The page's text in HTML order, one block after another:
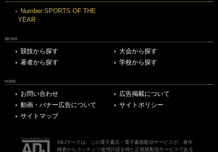
Number SPORTS OF THE
YEAR
ARCHIVE
競技から探す
大会から探す
著者から探す
学校から探す
OTHERS
お問い合わせ
広告掲載について
動画・バナー広告について
サイトポリシー
サイトマップ
ABJマークは、この電子書店・電子書籍配信サービスが、著作
権者からコンテンツ使用許諾を得た正規版配信サービスである